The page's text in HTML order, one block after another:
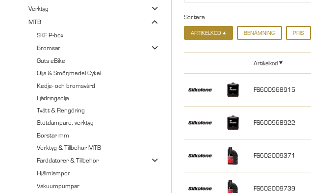
Verktyg
MTB
SKF P-box
Bromsar
Guts eBike
Olja & Smörjmedel Cykel
Kedje- och bromsvård
Fjädringsolja
Tvätt & Rengöring
Stötdämpare, verktyg
Borstar mm
Verktyg & Tillbehör MTB
Färddatorer & Tillbehör
Hjälmlampor
Vakuumpumpar
Sortera
ARTIKELKOD BENÄMNING PRIS
Artikelkod
FS600968915
FS600968922
FS602009371
FS602009739